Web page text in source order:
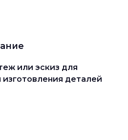
или эскиз для
деталей